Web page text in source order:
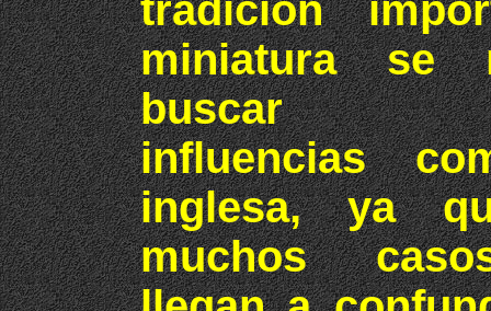
tradición
miniatura se
influencias
inglesa, ya
muchos